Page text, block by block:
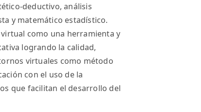
deductivo, análisis
y matemático estadístico.
como una herramienta y
logrando la calidad,
virtuales como método
con el uso de la
que facilitan el desarrollo del